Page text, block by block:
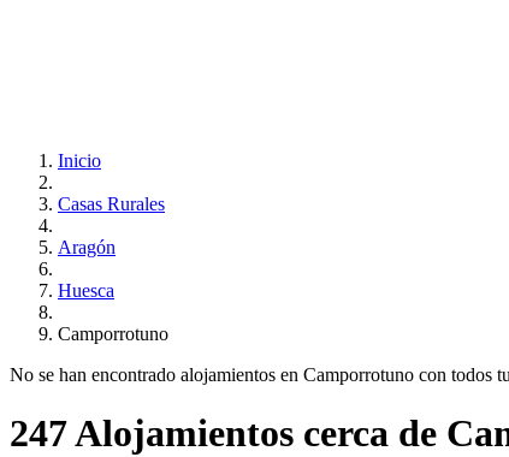
Inicio
Casas Rurales
Aragón
Huesca
Camporrotuno
No se han encontrado alojamientos en Camporrotuno con todos
247 Alojamientos cerca de